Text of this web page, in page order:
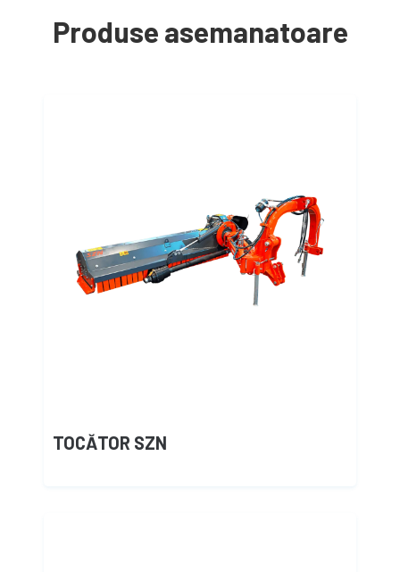
Produse asemanatoare
TOCĂTOR SZN